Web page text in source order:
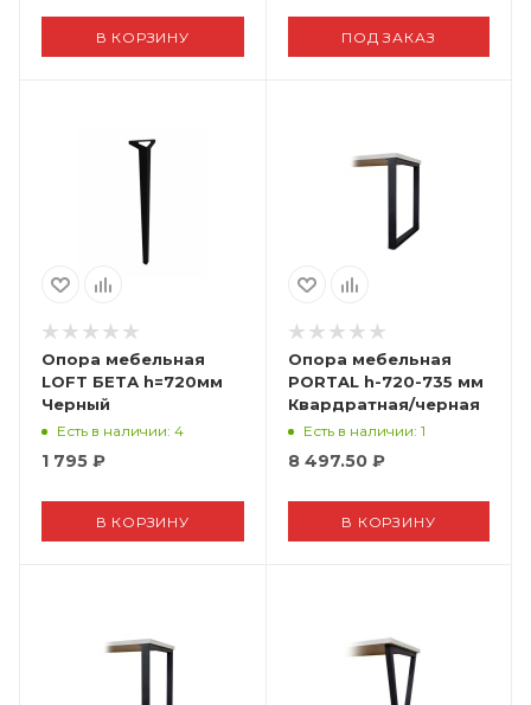
В КОРЗИНУ ПОД ЗАКАЗ
Опора мебельная
LOFT БЕТА h=720мм
Черный
Есть в наличии: 4
1 795 ₽
В КОРЗИНУ
Опора мебельная
PORTAL h-720-735 мм
Квардратная/черная
Есть в наличии: 1
8 497.50₽
В КОРЗИНУ